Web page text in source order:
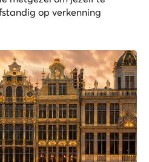
op verkenning